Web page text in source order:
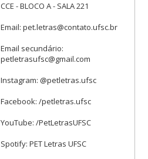
CCE - BLOCO A - SALA 221
Email: pet.letras@contato.ufsc.br
Email secundário:
petletrasufsc@gmail.com
Instagram: @petletras.ufsc
Facebook: /petletras.ufsc
YouTube: /PetLetrasUFSC
Spotify: PET Letras UFSC